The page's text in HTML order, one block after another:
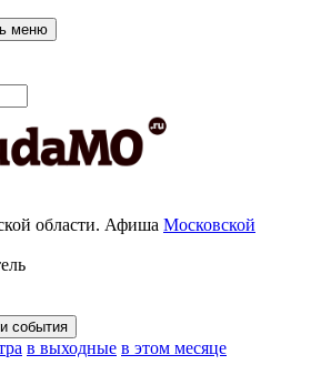
меню
области. Афиша Московской
в выходные в этом месяце